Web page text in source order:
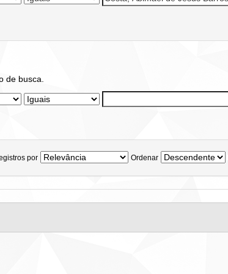
de busca.
por Ordenar